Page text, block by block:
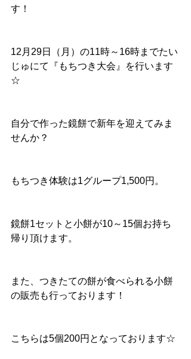
す！
12月29日（月）の11時～16時までたい
じゅにて『もちつき大会』を行います
☆
自分で作った鏡餅で新年を迎えてみま
せんか？
もちつき体験は1グループ1,500円。
鏡餅1セットと小餅が10～15個お持ち
帰り頂けます。
また、つきたての餅が食べられる小餅
の販売も行っております！
こちらは5個200円となっております☆